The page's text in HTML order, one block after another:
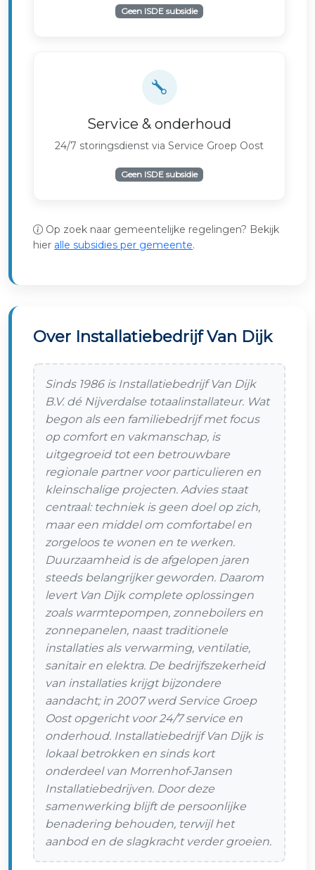
Geen ISDE subsidie
Service & onderhoud
24/7 storingsdienst via Service Groep Oost
Geen ISDE subsidie
Op zoek naar gemeentelijke regelingen? Bekijk
hier alle subsidies per gemeente.
Over Installatiebedrijf Van Dijk
Sinds 1986 is Installatiebedrijf Van Dijk
B.V. dé Nijverdalse totaalinstallateur. Wat
begon als een familiebedrijf met focus
op comfort en vakmanschap, is
uitgegroeid tot een betrouwbare
regionale partner voor particulieren en
kleinschalige projecten. Advies staat
centraal: techniek is geen doel op zich,
maar een middel om comfortabel en
zorgeloos te wonen en te werken.
Duurzaamheid is de afgelopen jaren
steeds belangrijker geworden. Daarom
levert Van Dijk complete oplossingen
zoals warmtepompen, zonneboilers en
zonnepanelen, naast traditionele
installaties als verwarming, ventilatie,
sanitair en elektra. De bedrijfszekerheid
van installaties krijgt bijzondere
aandacht; in 2007 werd Service Groep
Oost opgericht voor 24/7 service en
onderhoud. Installatiebedrijf Van Dijk is
lokaal betrokken en sinds kort
onderdeel van Morrenhof‑Jansen
Installatiebedrijven. Door deze
samenwerking blijft de persoonlijke
benadering behouden, terwijl het
aanbod en de slagkracht verder groeien.